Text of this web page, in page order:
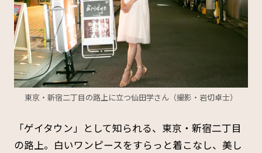
東京・新宿二丁目の路上に立つ仙田学さん（撮影・岩切卓士）
「ゲイタウン」として知られる、東京・新宿二丁目
の路上。白いワンピースをすらっと着こなし、美し